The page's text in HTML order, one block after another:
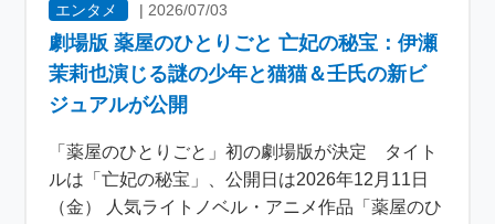
エンタメ | 2026/07/03
劇場版 薬屋のひとりごと 亡妃の秘宝：伊瀬
茉莉也演じる謎の少年と猫猫＆壬氏の新ビ
ジュアルが公開
「薬屋のひとりごと」初の劇場版が決定 タイト
ルは「亡妃の秘宝」、公開日は2026年12月11日
（金） 人気ライトノベル・アニメ作品「薬屋のひ